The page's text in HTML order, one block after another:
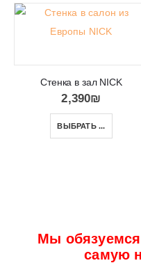
Стенка в зал NICK
2,390₪
ВЫБРАТЬ ...
Мы
самую